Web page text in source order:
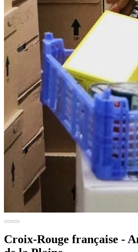
Croix-Rouge française -